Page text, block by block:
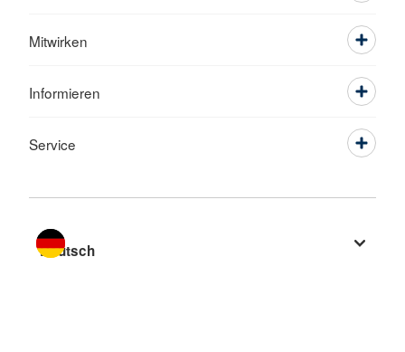
Mitwirken
Informieren
Service
Sprache wechseln zu